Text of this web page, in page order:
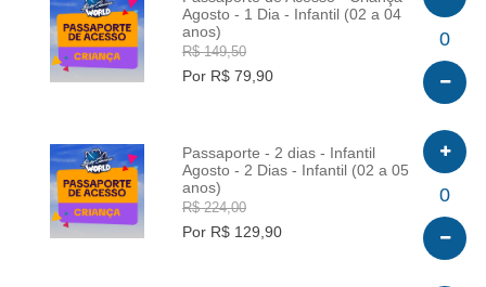
INFO
Agosto - 1 Dia - Infantil (02 a 04
anos)
R$ 149,50
Por R$ 79,90
0
INFO
Passaporte - 2 dias - Infantil
Agosto - 2 Dias - Infantil (02 a 05
anos)
R$ 224,00
Por R$ 129,90
0